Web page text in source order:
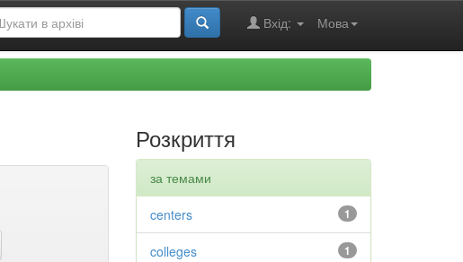
Мова
Вхід:
Розкриття
за темами
1
centers
1
colleges